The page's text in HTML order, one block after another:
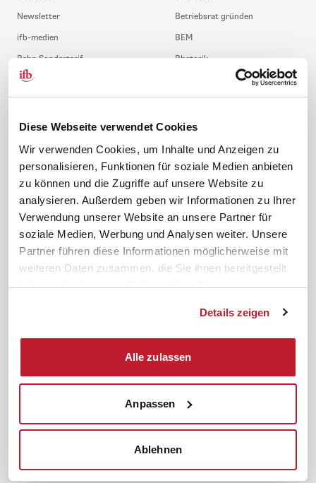
Diese Webseite verwendet Cookies
Wir verwenden Cookies, um Inhalte und Anzeigen zu
personalisieren, Funktionen für soziale Medien anbieten
zu können und die Zugriffe auf unsere Website zu
analysieren. Außerdem geben wir Informationen zu Ihrer
Verwendung unserer Website an unsere Partner für
soziale Medien, Werbung und Analysen weiter. Unsere
Partner führen diese Informationen möglicherweise mit
weiteren Daten zusammen, die Sie ihnen bereitgestellt
haben oder die sie im Rahmen Ihrer Nutzung der
Details zeigen
Alle zulassen
Anpassen
Ablehnen
Newsletter
ifb-medien
Bahn Sondertarif
meinifb
Downloads & Formulare
FAQ
ifb-App Betriebsrat360
Betriebsrat gründen
BEM
Rhetorik
SBV-Wahl
JAV-Wahl
News. Wissen. Themen.
Lexikon
Rechtsprechung
Gesetze
Folgen Sie uns
Sicherheit durch geprüfte
Qualität!
Betriebsräten GmbH & Co. KG
© 2026
Cookiebot Impressum